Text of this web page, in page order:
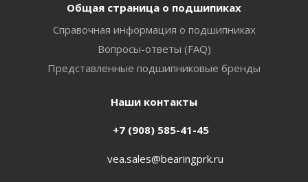
Общая страница о подшипиках
Справочная информация о подшипниках
Вопросы-ответы (FAQ)
Представленные подшипниковые бренды
Наши контакты
+7 (908) 585-41-45
vea.sales@bearingprk.ru